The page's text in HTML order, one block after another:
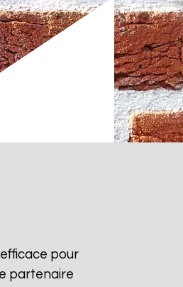
pour
partenaire